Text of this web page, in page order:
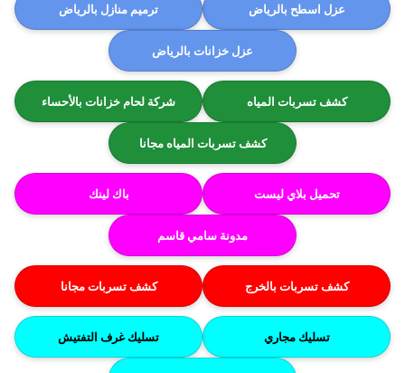
عزل اسطح بالرياض ترميم منازل بالرياض
عزل خزانات بالرياض
كشف تسربات المياه شركة لحام خزانات بالأحساء
كشف تسربات المياه مجانا
تحميل بلاي ليست باك لينك
مدونة سامي قاسم
كشف تسربات بالخرج كشف تسربات مجانا
تسليك مجاري تسليك غرف التفتيش